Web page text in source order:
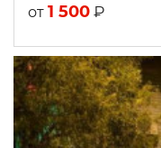
от 1 500 ₽